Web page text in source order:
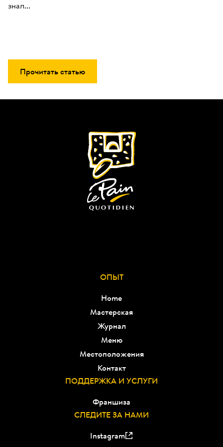
знал...
Прочитать статью
ОПЫТ
Home
Мастерская
Журнал
Меню
Местоположения
Контакт
ПОДДЕРЖКА И УСЛУГИ
Франшиза
СЛЕДИТЕ ЗА НАМИ
Instagram